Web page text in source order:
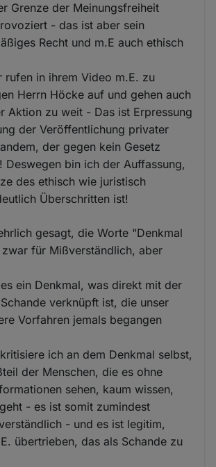
Grenze der Meinungsfreiheit
- das ist aber sein
Recht und m.E auch ethisch
rufen in ihrem Video m.E. zu
Herrn Höcke auf und gehen auch
Aktion zu weit - Das ist Erpressung
der Veröffentlichung privater
der gegen kein Gesetz
Deswegen bin ich der Auffassung,
des ethisch wie juristisch
Überschritten ist!
gesagt, die Worte "Denkmal
für Mißverständlich, aber
ein Denkmal, was direkt mit der
verknüpft ist, die unser
Vorfahren jemals begangen
ich an dem Denkmal selbst,
der Menschen, die es ohne
sehen, kaum wissen,
- es ist somit zumindest
- und es ist legitim,
übertrieben, das als Schande zu